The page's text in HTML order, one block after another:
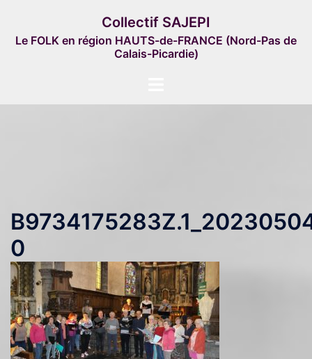
contenu
Collectif SAJEPI
Le FOLK en région HAUTS-de-FRANCE (Nord-Pas de
Calais-Picardie)
0